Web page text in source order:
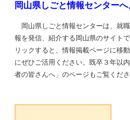
岡山県しごと情報センターへ
岡山県しごと情報センターは、就
報を発信、紹介する岡山県のサイト
リックすると、情報掲載ページに移
にぜひご活用ください。既卒３年以
者の皆さんへ」のページもご覧くださ